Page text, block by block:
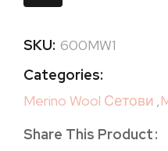
SKU: 600MW1
Categories:
Merino Wool Сетови ,
Share This Product